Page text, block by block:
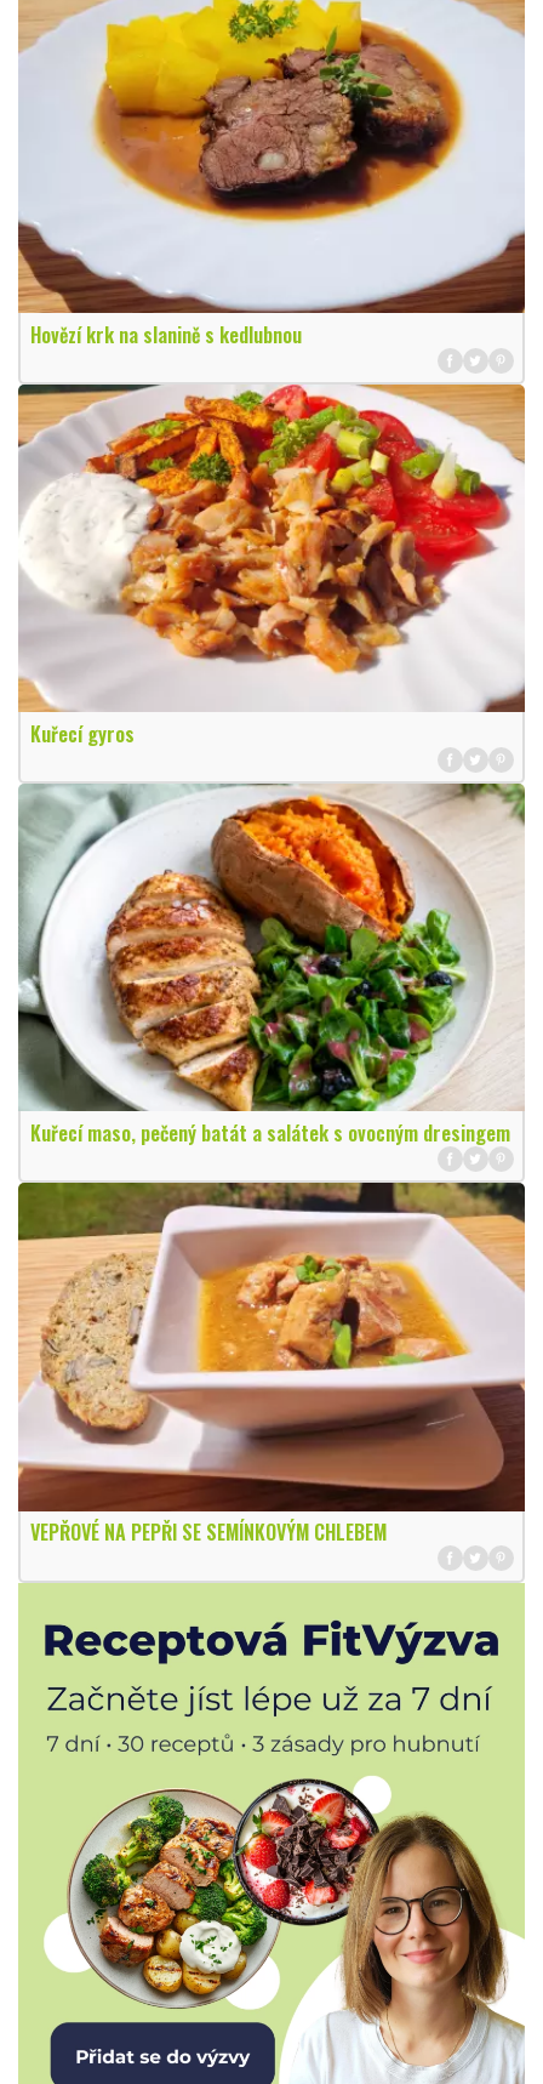
Hovězí krk na slanině s kedlubnou
Kuřecí gyros
Kuřecí maso, pečený batát a salátek s ovocným dresingem
VEPŘOVÉ NA PEPŘI SE SEMÍNKOVÝM CHLEBEM